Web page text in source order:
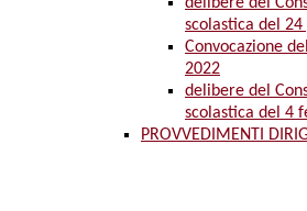
delibere del
scolastica del
Convocazione
2022
delibere del
scolastica del 4
PROVVEDIMENTI